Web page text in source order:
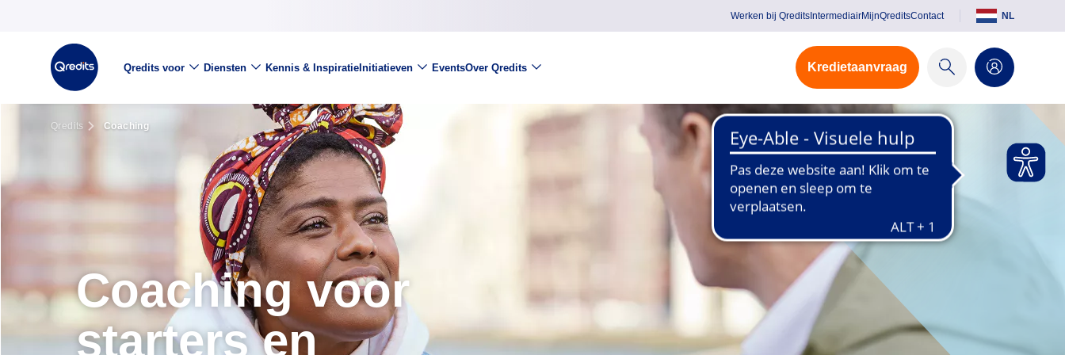
Werken bij Qredits IntermediairMijnQreditsContact NL
Qredits voor Diensten Kennis & InspiratieInitiatieven EventsOver Qredits Kredietaanvraag
Qredits Coaching
Coaching voor
starters en